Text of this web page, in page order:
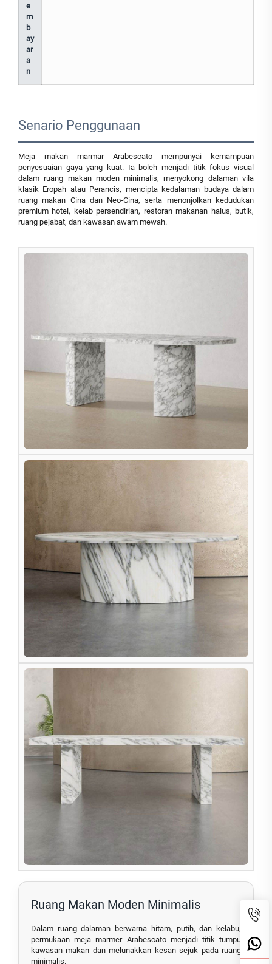
e
m
b
ay
ar
a
n
Senario Penggunaan
Meja makan marmar Arabescato mempunyai kemampuan
penyesuaian gaya yang kuat. Ia boleh menjadi titik fokus visual
dalam ruang makan moden minimalis, menyokong dalaman vila
klasik Eropah atau Perancis, mencipta kedalaman budaya dalam
ruang makan Cina dan Neo-Cina, serta menonjolkan kedudukan
premium hotel, kelab persendirian, restoran makanan halus, butik,
ruang pejabat, dan kawasan awam mewah.
Ruang Makan Moden Minimalis
Dalam ruang dalaman berwarna hitam, putih, dan kelabu,
permukaan meja marmer Arabescato menjadi titik tumpu
kawasan makan dan melunakkan kesan sejuk pada ruang
minimalis.